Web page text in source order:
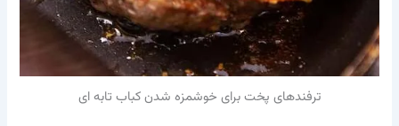
ترفندهای پخت برای خوشمزه شدن کباب تابه ای